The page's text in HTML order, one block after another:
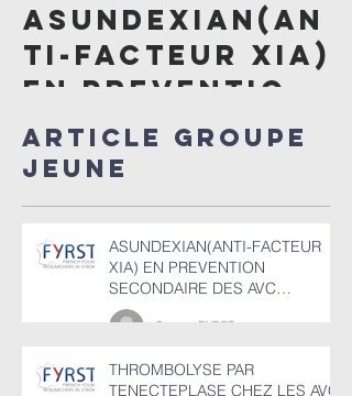
ASUNDEXIAN(AN
TI-FACTEUR XIA)
EN PREVENTION
SECONDAIRE
DES AVC
Article GROUPE
JEUNE
ASUNDEXIAN(ANTI-FACTEUR
XIA) EN PREVENTION
SECONDAIRE DES AVC
ISCHEMIQUES​​
Groupe FYRST
THROMBOLYSE PAR
TENECTEPLASE CHEZ LES AVC